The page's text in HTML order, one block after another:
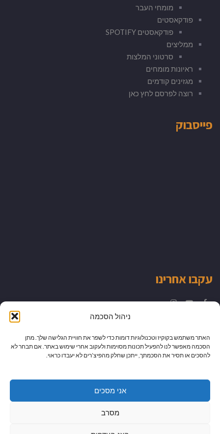
ניהול הסכמה
האתר משתמש בקוקיז וטכנולוגיות דומות כדי לשפר את חוויית הגלישה שלך. מתן
הסכמה מאפשר לנו להפעיל תכונות מסוימות ולעקוב אחרי שימוש באתר. אם תבחר לא
להסכים או תסיר את הסכמתך, ייתכן שחלק מהפיצ’רים לא יעבדו כראוי.
אני מסכים
מסרב
מומחי העבר
פודקאסטים
פודקאסטים SPOTIFY
ממליצים
סרטוני המלצות
ראיונות מומחים
מגזינים קודמים
רוצה לפרסם לחץ כאן
פייסבוק
עקבו אחרינו